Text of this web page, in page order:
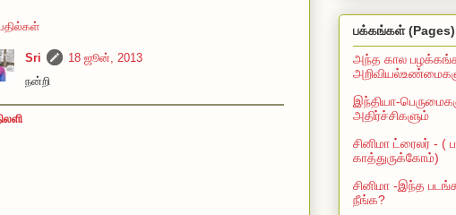
Sri
18 ஜூன், 2013
நன்றி
பக்கங்கள் (Pages)
அந்த கால
இந்தியா-
அதிர்ச்சிகளும்
சினிமா ட்ரைலர் - (
காத்துருக்கோம்)
சினிமா -இந்த
நீங்க?